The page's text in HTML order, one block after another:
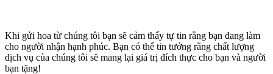
Khi gửi hoa từ chúng tôi bạn sẽ cảm thấy tự tin rằng bạn đang làm
cho người nhận hạnh phúc. Bạn có thể tin tưởng rằng chất lượng
dịch vụ của chúng tôi sẽ mang lại giá trị đích thực cho bạn và người
bạn tặng!